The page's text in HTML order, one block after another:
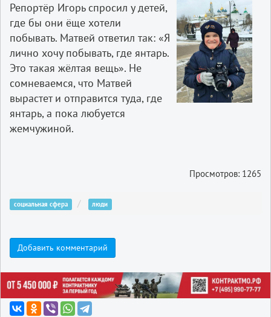
Репортёр Игорь спросил у детей,
где бы они ёще хотели
побывать. Матвей ответил так: «Я
лично хочу побывать, где янтарь.
Это такая жёлтая вещь». Не
сомневаемся, что Матвей
вырастет и отправится туда, где
янтарь, а пока любуется
жемчужиной.
Просмотров: 1265
социальная сфера люди
Добавить комментарий